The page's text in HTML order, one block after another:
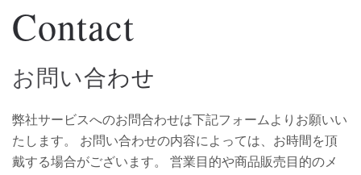
Contact
お問い合わせ
弊社サービスへのお問合わせは下記フォームよりお願いい
たします。 お問い合わせの内容によっては、お時間を頂
戴する場合がございます。 営業目的や商品販売目的のメ